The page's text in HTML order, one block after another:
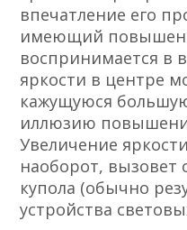
впечатление его
имеющий
воспринимается в
яркости в центре
кажущуюся
иллюзию
Увеличение
наоборот,
купола (обычно
устройства